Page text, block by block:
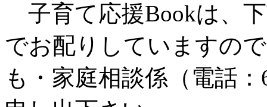
子育て応援Bookは、
でお配りしていますの
も・家庭相談係（電話